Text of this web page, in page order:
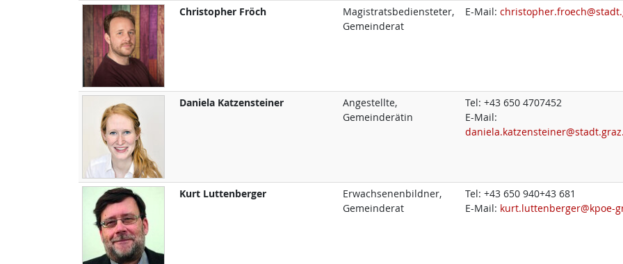
Christopher Fröch
Magistratsbediensteter,
Gemeinderat
E-Mail:
Daniela Katzensteiner
Angestellte,
Gemeinderätin
Tel:+43 650 4707452
E-Mail:
Kurt Luttenberger
Erwachsenenbildner,
Gemeinderat
Tel:+43 650 940+43 681
E-Mail: kurt.luttenberger@kpoe-